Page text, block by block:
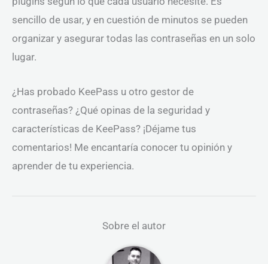
sencillo de usar, y en cuestión de minutos se pueden
organizar y asegurar todas las contraseñas en un solo
lugar.
¿Has probado KeePass u otro gestor de
contraseñas? ¿Qué opinas de la seguridad y
características de KeePass? ¡Déjame tus
comentarios! Me encantaría conocer tu opinión y
aprender de tu experiencia.
Sobre el autor